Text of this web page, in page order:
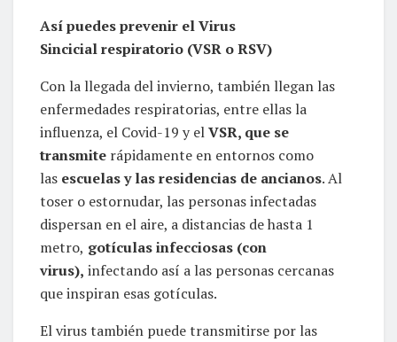
Así puedes prevenir el Virus
Sincicial respiratorio (VSR o RSV)
Con la llegada del invierno, también llegan las
enfermedades respiratorias, entre ellas la
influenza, el Covid-19 y elVSR, que se
transmite rápidamente en entornos como
las escuelas y las residencias de ancianos. Al
toser o estornudar, las personas infectadas
dispersan en el aire, a distancias de hasta 1
metro, gotículas infecciosas (con
virus), infectando así a las personas cercanas
que inspiran esas gotículas.
El virus también puede transmitirse por las